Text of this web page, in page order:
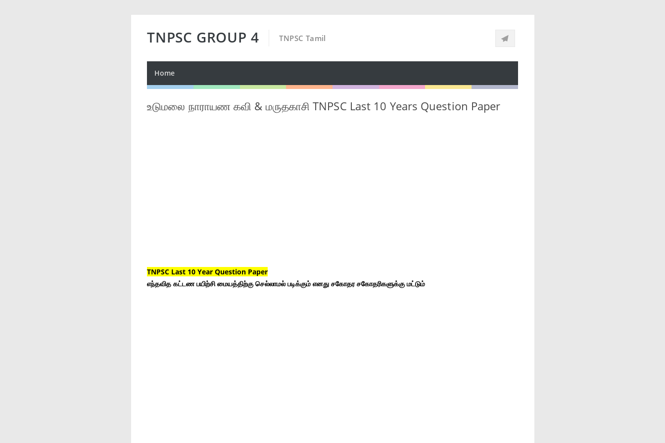
TNPSC GROUP 4 TNPSC Tamil
Home
உடுமலை நாராயண கவி & மருதகாசி TNPSC Last 10 Years Question Paper
TNPSC Last 10 Year Question Paper
எந்தவித கட்டண பயிற்சி மையத்திற்கு செல்லாமல் படிக்கும் எனது சகோதர சகோதரிகளுக்கு மட்டும்